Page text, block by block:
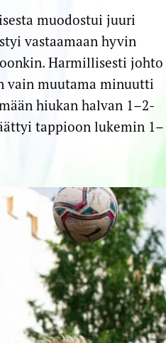
muodostui juuri
vastaamaan hyvin
Harmillisesti johto
vain muutama minuutti
hiukan halvan 1–2-
tappioon lukemin 1–